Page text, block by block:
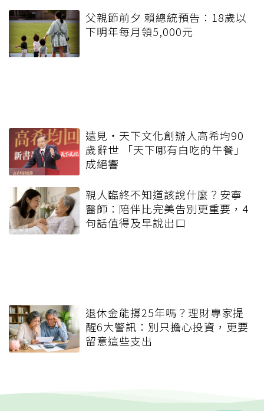
父親節前夕 賴總統預告：18歲以
下明年每月領5,000元
遠見‧天下文化創辦人高希均90
歲辭世 「天下哪有白吃的午餐」
成絕響
親人臨終不知道該說什麼？安寧
醫師：陪伴比完美告別更重要，4
句話值得及早說出口
退休金能撐25年嗎？理財專家提
醒6大警訊：別只擔心投資，更要
留意這些支出